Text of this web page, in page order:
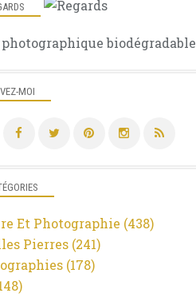
NATURE ET PHOTOGRAPHIE
LIMOUSIN
ARCHITECTURE
QUARTIER HISTORIQUE
MOI
biodégradable
Et Photographie (438)
Pierres (241)
(178)